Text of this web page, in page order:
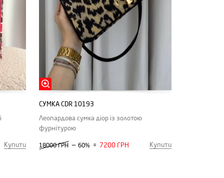
Купити
СУМКА CDR 10193
Леопардова сумка діор із золотою
фурнітурою
18000 ГРН — 60% = 7200 ГРН Купити